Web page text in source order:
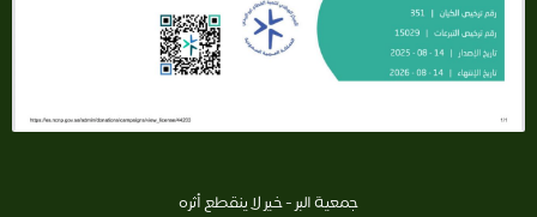
جمعية البر - خير لا ينقطع أثره